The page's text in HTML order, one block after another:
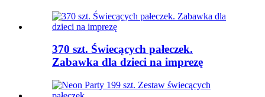
370 szt. Świecących pałeczek.
Zabawka dla dzieci na imprezę